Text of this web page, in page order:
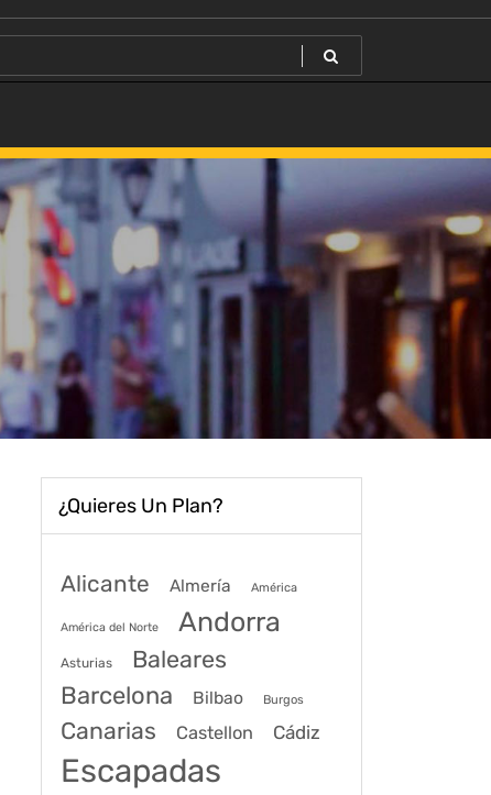
¿Quieres Un Plan?
Alicante Almería América
América del Norte Andorra
Asturias Baleares
Barcelona Bilbao Burgos
Canarias Castellon Cádiz
Escapadas